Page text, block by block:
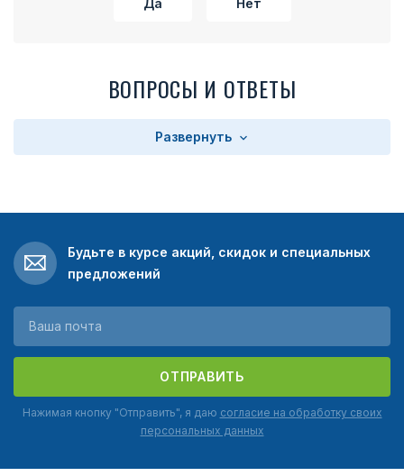
Да Нет
ВОПРОСЫ И ОТВЕТЫ
Развернуть
Будьте в курсе акций, скидок и специальных
предложений
ОТПРАВИТЬ
Нажимая кнопку "Отправить", я даю согласие на обработку своих
персональных данных